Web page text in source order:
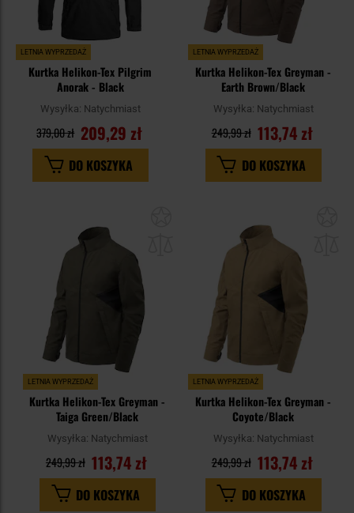
LETNIA WYPRZEDAŻ
Kurtka Helikon-Tex Pilgrim
Anorak - Black
Wysyłka: Natychmiast
209,29 zł
379,00 zł
DO KOSZYKA
LETNIA WYPRZEDAŻ
Kurtka Helikon-Tex Greyman -
Earth Brown/Black
Wysyłka: Natychmiast
113,74 zł
249,99 zł
DO KOSZYKA
schowka
LETNIA WYPRZEDAŻ
Kurtka Helikon-Tex Greyman -
Taiga Green/Black
Wysyłka: Natychmiast
113,74 zł
249,99 zł
DO KOSZYKA
LETNIA WYPRZEDAŻ
Kurtka Helikon-Tex Greyman -
Coyote/Black
Wysyłka: Natychmiast
113,74 zł
249,99 zł
DO KOSZYKA